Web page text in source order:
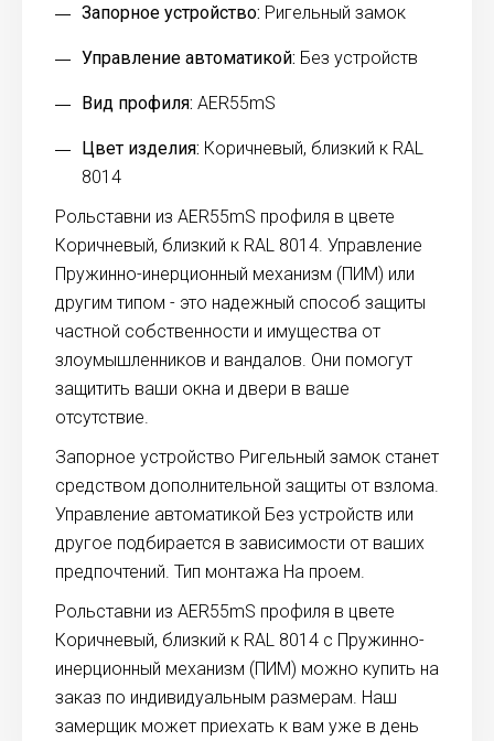
Запорное устройство: Ригельный замок
Управление автоматикой: Без устройств
Вид профиля: AER55mS
Цвет изделия: Коричневый, близкий к RAL
8014
Рольставни из AER55mS профиля в цвете
Коричневый, близкий к RAL 8014. Управление
Пружинно-инерционный механизм (ПИМ) или
другим типом - это надежный способ защиты
частной собственности и имущества от
злоумышленников и вандалов. Они помогут
защитить ваши окна и двери в ваше
отсутствие.
Запорное устройство Ригельный замок станет
средством дополнительной защиты от взлома.
Управление автоматикой Без устройств или
другое подбирается в зависимости от ваших
предпочтений. Тип монтажа На проем.
Рольставни из AER55mS профиля в цвете
Коричневый, близкий к RAL 8014 с Пружинно-
инерционный механизм (ПИМ) можно купить на
заказ по индивидуальным размерам. Наш
замерщик может приехать к вам уже в день